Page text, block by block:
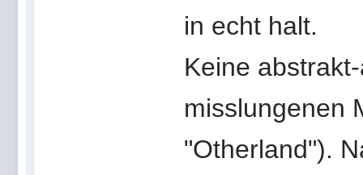
in echt halt.
Keine
misslungenen
"Otherland").